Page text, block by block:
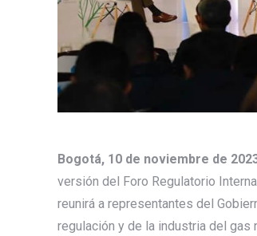
Bogotá, 10 de noviembre de
versión del Foro Regulatorio
reunirá a representantes del
regulación y de la industria del